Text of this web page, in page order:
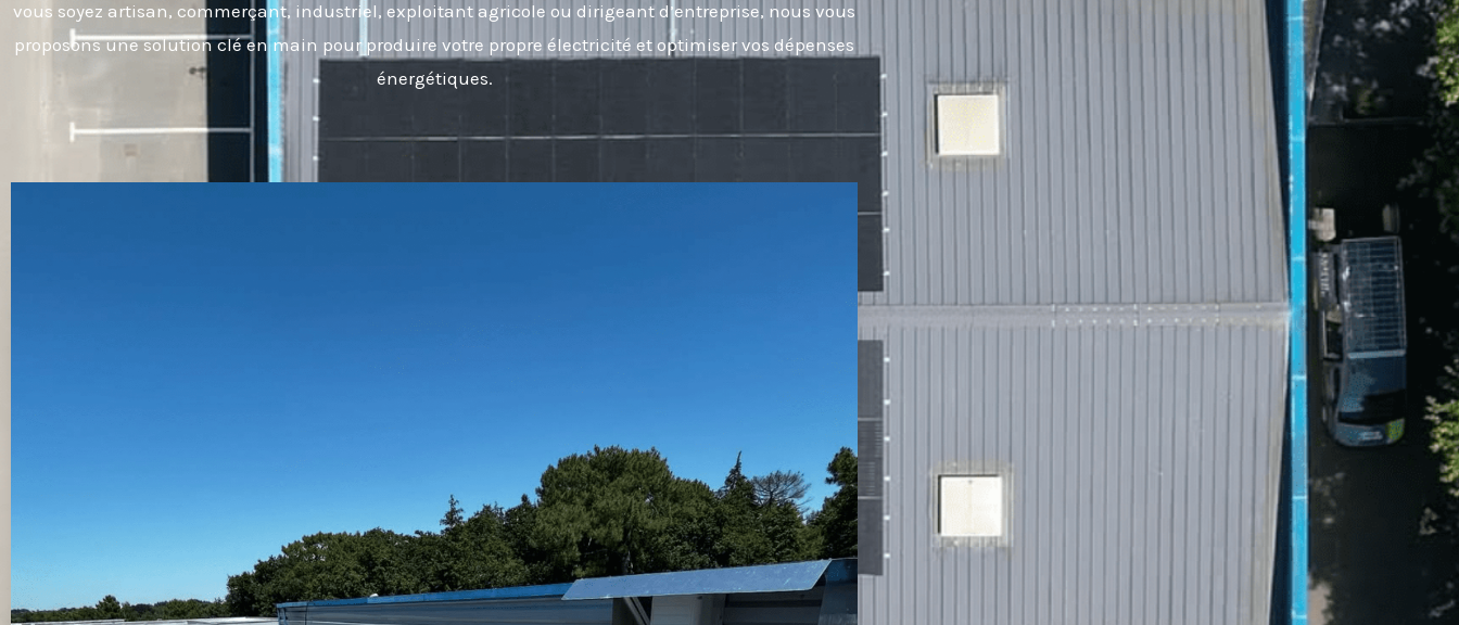
vous soyez artisan, commerçant, industriel, exploitant agricole ou dirigeant d’entreprise, nous vous
proposons une solution clé en main pour produire votre propre électricité et optimiser vos dépenses
énergétiques.